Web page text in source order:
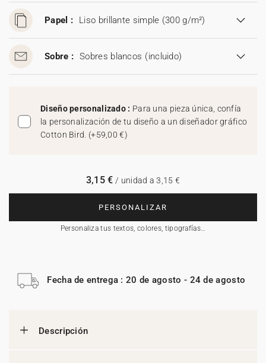
Papel : Liso brillante simple (300 g/m²)
Sobre : Sobres blancos (incluido)
Diseño personalizado : Para una pieza única, confía
la personalización de tu diseño a un diseñador gráfico
Cotton Bird. (+59,00 €)
PERSONALIZAR
Personaliza tus textos, colores, tipografías…
3,15 € / unidad a 3,15 €
Fecha de entrega : 20 de agosto - 24 de agosto
Descripción